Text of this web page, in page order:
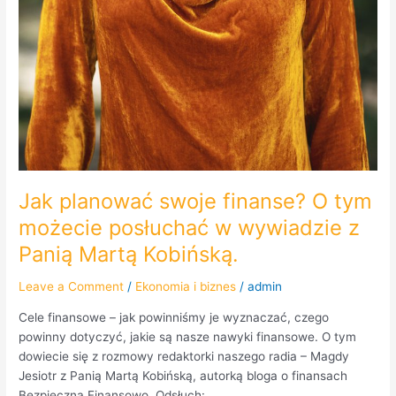
Jak planować swoje finanse? O tym
możecie posłuchać w wywiadzie z
Panią Martą Kobińską.
Leave a Comment / Ekonomia i biznes /admin
Cele finansowe – jak powinniśmy je wyznaczać, czego
powinny dotyczyć, jakie są nasze nawyki finansowe. O tym
dowiecie się z rozmowy redaktorki naszego radia – Magdy
Jesiotr z Panią Martą Kobińską, autorką bloga o finansach